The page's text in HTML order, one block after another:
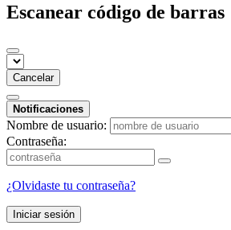
Escanear código de barras
Cancelar
Notificaciones
Nombre de usuario:
Contraseña:
¿Olvidaste tu contraseña?
Iniciar sesión